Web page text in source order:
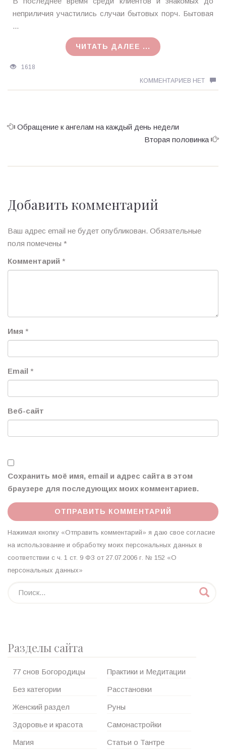
MagicTantra
неприличия участились случаи бытовых порч. Бытовая
...
ЧИТАТЬ ДАЛЕЕ ...
1618
КОММЕНТАРИЕВ НЕТ
Обращение к ангелам на каждый день недели
Вторая половинка
Добавить комментарий
Ваш адрес email не будет опубликован. Обязательные
поля помечены *
Комментарий *
Имя *
Email *
Веб-сайт
Сохранить моё имя, email и адрес сайта в этом
браузере для последующих моих комментариев.
Нажимая кнопку «Отправить комментарий» я даю свое согласие
на использование и обработку моих персональных данных в
соответствии с ч. 1 ст. 9 ФЗ от 27.07.2006 г. № 152 «О
персональных данных»
Разделы сайта
77 снов Богородицы
Без категории
Женский раздел
Здоровье и красота
Магия
Практики и Медитации
Расстановки
Руны
Самонастройки
Статьи о Тантре